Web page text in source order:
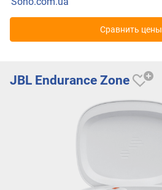
Cравнить цены
JBL Endurance Zone